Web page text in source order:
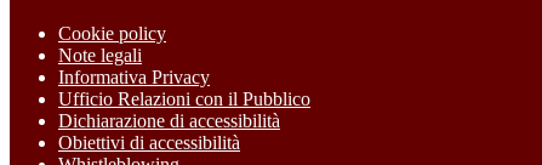
Cookie policy
Note legali
Informativa Privacy
Ufficio Relazioni con il Pubblico
Dichiarazione di accessibilità
Obiettivi di accessibilità